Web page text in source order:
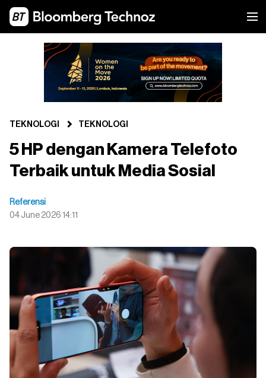
TEKNOLOGI TEKNOLOGI
5 HP dengan Kamera Telefoto
Terbaik untuk Media Sosial
Referensi
04 June 2026 14:11